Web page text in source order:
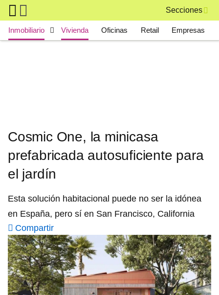
Skip to main content
Secciones
Main navigation
Inmobiliario Vivienda Oficinas Retail Empresas
Cosmic One, la minicasa
prefabricada autosuficiente para
el jardín
Esta solución habitacional puede no ser la idónea
en España, pero sí en San Francisco, California
Compartir